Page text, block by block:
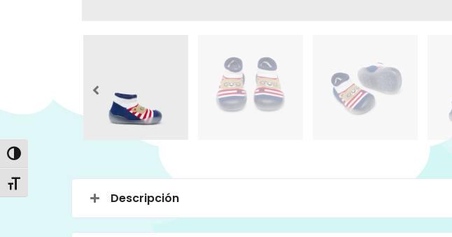
Alternar alto contraste
Alternar tamaño de letra
Descripción